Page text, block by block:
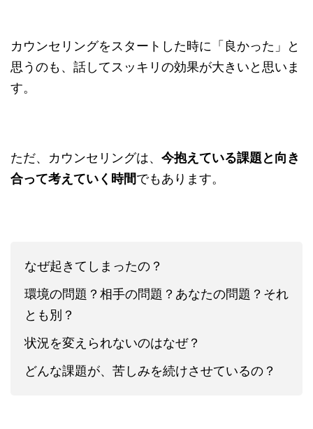
カウンセリングをスタートした時に「良かった」と
思うのも、話してスッキリの効果が大きいと思いま
す。
ただ、カウンセリングは、 今抱えている課題と向き
合って考えていく時間でもあります。
なぜ起きてしまったの？
環境の問題？相手の問題？あなたの問題？それ
とも別？
状況を変えられないのはなぜ？
どんな課題が、苦しみを続けさせているの？